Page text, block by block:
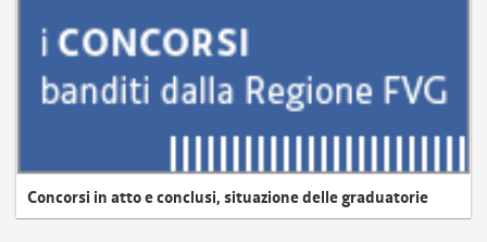
Concorsi in atto e conclusi, situazione delle graduatorie